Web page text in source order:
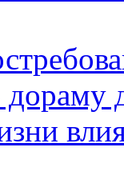
дораму